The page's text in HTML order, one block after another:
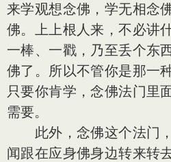
来学观想念佛，学无相念
佛。上上根人来，不必讲
一棒、一戳，乃至丢个东
佛了。所以不管你是那一
只要你肯学，念佛法门里
需要。
此外，念佛这个法门，
闻跟在应身佛身边转来转